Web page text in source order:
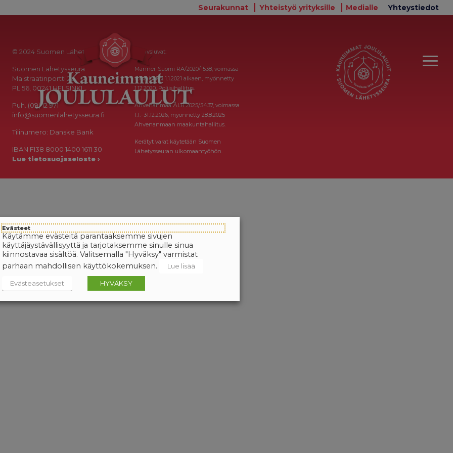
Seurakunnat Yhteistyö yrityksille Medialle Yhteystiedot
© 2024 Suomen Lähetysseura
Suomen Lähetysseura
Maistraatinportti 2a
PL 56, 00241 HELSINKI
Puh. (09) 12 971
info@suomenlahetysseura.fi
Tilinumero: Danske Bank
IBAN FI38 8000 1400 1611 30
Lue tietosuojaseloste ›
Keräysluvat:
Manner-Suomi RA/2020/1538, voimassa
toistaiseksi 1.1.2021 alkaen, myönnetty
1.12.2020, Poliisihallitus.
Ahvenanmaa ÅLR 2025/5437, voimassa
1.1.–31.12.2026, myönnetty 28.8.2025
Ahvenanmaan maakuntahallitus.
Kerätyt varat käytetään Suomen
Lähetysseuran ulkomaantyöhön.
Evästeet
Käytämme evästeitä parantaaksemme sivujen
käyttäjäystävällisyyttä ja tarjotaksemme sinulle sinua
kiinnostavaa sisältöä. Valitsemalla "Hyväksy" varmistat
parhaan mahdollisen käyttökokemuksen.
Lue lisää
Evästeasetukset HYVÄKSY